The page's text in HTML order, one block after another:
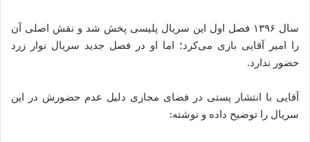
سال ۱۳۹۶ فصل اول این سریال پلیسی پخش شد و نقش اصلی آن
را امیر آقایی بازی می‌کرد؛ اما او در فصل جدید سریال نوار زرد
حضور ندارد.
آقایی با انتشار پستی در فضای مجازی دلیل عدم حضورش در این
سریال را توضیح داده و نوشته: